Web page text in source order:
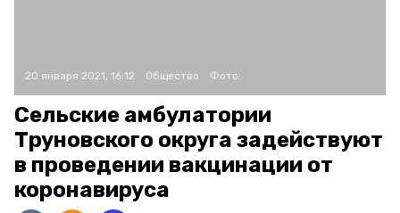
20 января 2021, 16:12 Общество Фото:
Сельские амбулатории
Труновского округа задействуют
в проведении вакцинации от
коронавируса